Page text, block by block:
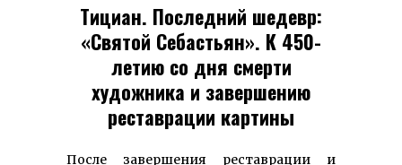
Тициан. Последний шедевр:
«Святой Себастьян». К 450-
летию со дня смерти
художника и завершению
реставрации картины
После завершения реставрации и